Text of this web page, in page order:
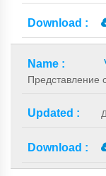
Представление